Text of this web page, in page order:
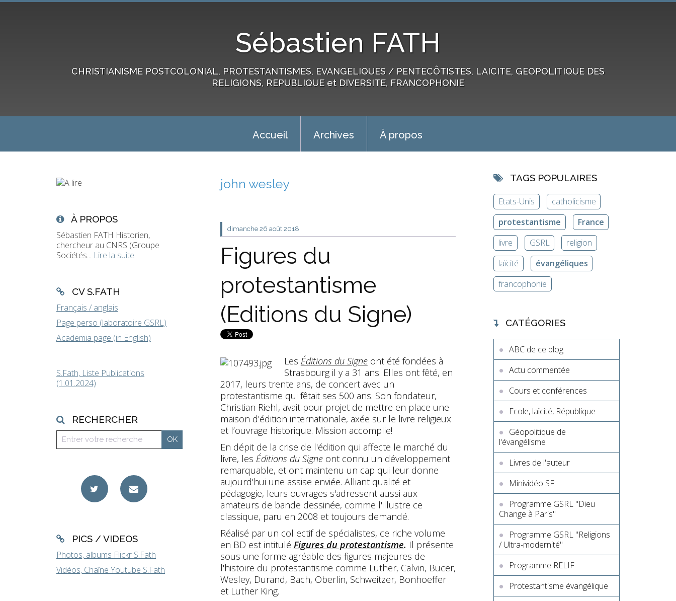
Sébastien FATH
CHRISTIANISME POSTCOLONIAL, PROTESTANTISMES, EVANGELIQUES / PENTECÔTISTES, LAICITE, GEOPOLITIQUE DES
RELIGIONS, REPUBLIQUE et DIVERSITE, FRANCOPHONIE
Accueil Archives À propos
À PROPOS
Sébastien FATH Historien,
chercheur au CNRS (Groupe
Sociétés... Lire la suite
CV S.FATH
Français / anglais
Page perso (laboratoire GSRL)
Academia page (in English)
S.Fath, Liste Publications
(1.01.2024)
RECHERCHER
PICS / VIDEOS
Photos, albums Flickr S.Fath
Vidéos, Chaîne Youtube S.Fath
john wesley
dimanche 26 août 2018
Figures du
protestantisme
(Editions du Signe)
Les Éditions du Signeont été fondées à
Strasbourg il y a 31 ans. Elles ont fêté, en
2017, leurs trente ans, de concert avec un
protestantisme qui fêtait ses 500 ans. Son fondateur,
Christian Riehl, avait pour projet de mettre en place une
maison d’édition internationale, axée sur le livre religieux
et l’ouvrage historique. Mission accomplie!
En dépit de la crise de l'édition qui affecte le marché du
livre, les Éditions du Signe ont connu un développement
remarquable, et ont maintenu un cap qui leur donne
aujourd'hui une assise enviée. Alliant qualité et
pédagogie, leurs ouvrages s'adressent aussi aux
amateurs de bande dessinée, comme l'illustre ce
classique, paru en 2008 et toujours demandé.
Réalisé par un collectif de spécialistes, ce riche volume
en BD est intitulé Figures du protestantisme. Il présente
sous une forme agréable des figures majeures de
l'histoire du protestantisme comme Luther, Calvin, Bucer,
Wesley, Durand, Bach, Oberlin, Schweitzer, Bonhoeffer
et Luther King.
TAGS POPULAIRES
Etats-Unis
catholicisme
protestantisme
France
livre
GSRL
religion
laïcité
évangéliques
francophonie
CATÉGORIES
ABC de ce blog
Actu commentée
Cours et conférences
Ecole, laïcité, République
Géopolitique de
l'évangélisme
Livres de l'auteur
Minividéo SF
Programme GSRL "Dieu
Change à Paris"
Programme GSRL "Religions
/ Ultra-modernité"
Programme RELIF
Protestantisme évangélique